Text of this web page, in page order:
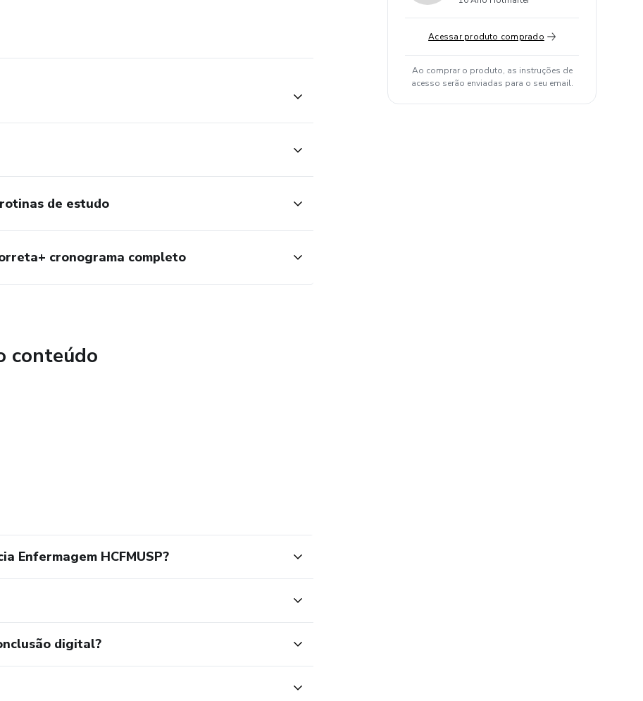
de estudo
cronograma completo
conteúdo
Enfermagem HCFMUSP?
digital?
Acessar produto comprado
Ao comprar o produto, as instruções de
acesso serão enviadas para o seu email.